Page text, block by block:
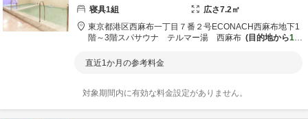
寝具1組 広さ7.2㎡
東京都港区西麻布一丁目７番２号ECONACH西麻布地下1
階～3階スパサウナ テルマー湯 西麻布 目的地から1.6
直近1か月の参考料金
対象期間内に有効な料金設定がありません。